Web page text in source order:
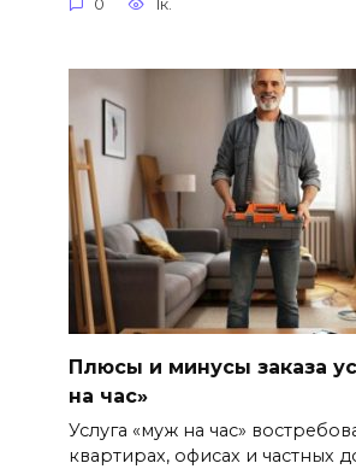
0 1к.
Плюсы и минусы заказа
на час»
Услуга «муж на час»
квартирах, офисах и частных